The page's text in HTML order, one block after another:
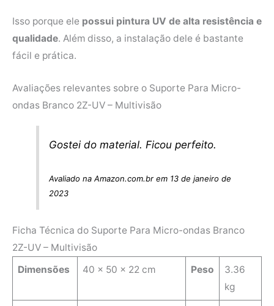
Isso porque ele possui pintura UV de alta resistência e
qualidade. Além disso, a instalação dele é bastante
fácil e prática.
Avaliações relevantes sobre o Suporte Para Micro-
ondas Branco 2Z-UV – Multivisão
Gostei do material. Ficou perfeito.
Avaliado na Amazon.com.br em 13 de janeiro de
2023
Ficha Técnica do Suporte Para Micro-ondas Branco
2Z-UV – Multivisão
Dimensões
40 x 50 x 22 cm Peso
3.36
kg